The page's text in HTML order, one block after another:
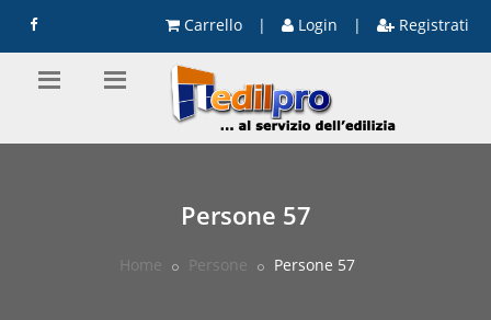
Carrello | Login | Registrati
Persone 57
Home Persone Persone 57